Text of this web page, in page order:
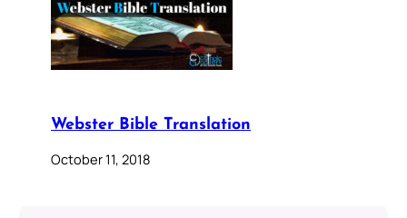
Webster Bible Translation
October 11, 2018